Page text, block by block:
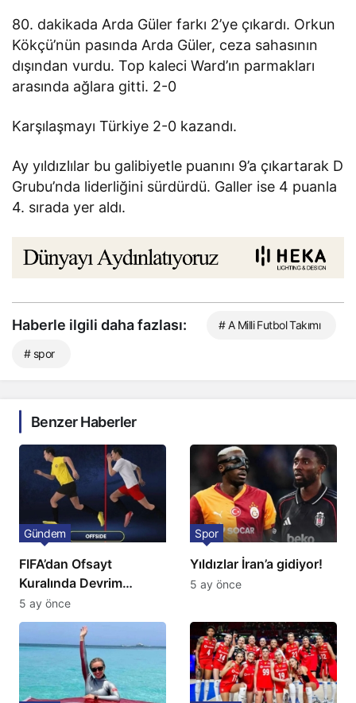
80. dakikada Arda Güler farkı 2’ye çıkardı. Orkun
Kökçü’nün pasında Arda Güler, ceza sahasının
dışından vurdu. Top kaleci Ward’ın parmakları
arasında ağlara gitti. 2-0
Karşılaşmayı Türkiye 2-0 kazandı.
Ay yıldızlılar bu galibiyetle puanını 9’a çıkartarak D
Grubu’nda liderliğini sürdürdü. Galler ise 4 puanla
4. sırada yer aldı.
Haberle ilgili daha fazlası: # A Milli Futbol Takımı
# spor
Benzer Haberler
FIFA’dan Ofsayt
Kuralında Devrim
Niteliğinde Onay
Gündem
5 ay önce
Yıldızlar İran’a gidiyor!
Spor
5 ay önce